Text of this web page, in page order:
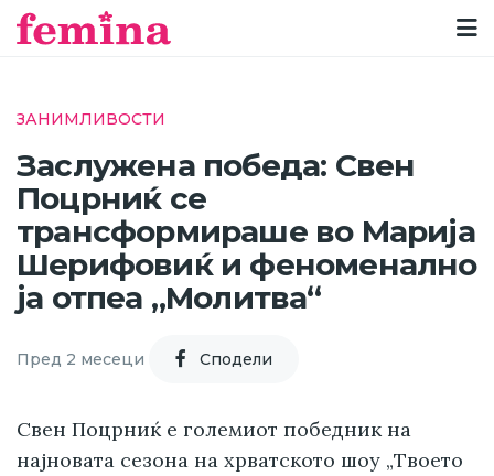
ЗАНИМЛИВОСТИ
Заслужена победа: Свен
Поцрниќ се
трансформираше во Марија
Шерифовиќ и феноменално
ја отпеа „Молитва“
Пред 2 месеци Cподели
Свен Поцрниќ е големиот победник на
најновата сезона на хрватското шоу „Твоето